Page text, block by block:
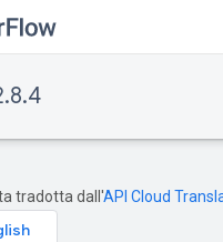
tradotta dall'API Cloud